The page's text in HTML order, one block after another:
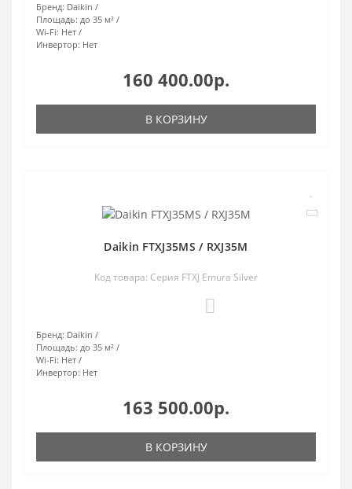
Бренд: Daikin
Площадь: до 35 м²
Wi-Fi: Нет
Инвертор: Нет
160 400.00р.
В КОРЗИНУ
Daikin FTXJ35MS / RXJ35M
Код товара: Серия FTXJ Emura Silver
Бренд: Daikin
Площадь: до 35 м²
Wi-Fi: Нет
Инвертор: Нет
163 500.00р.
В КОРЗИНУ